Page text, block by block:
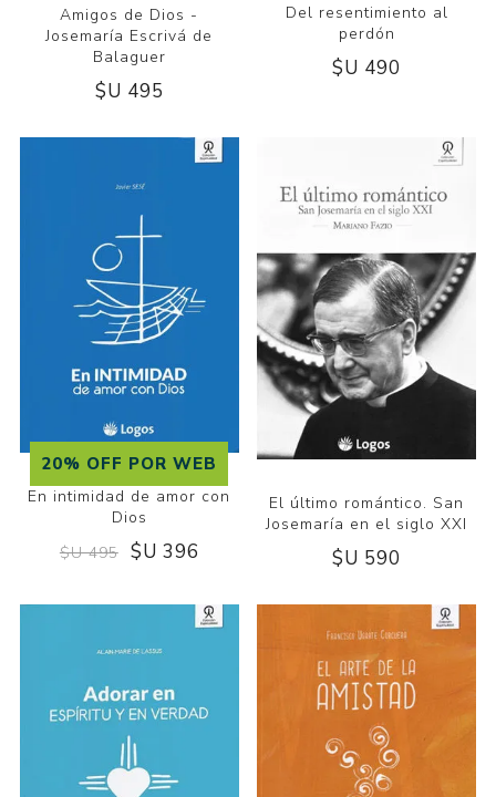
Amigos de Dios -
Josemaría Escrivá de
Balaguer
$U 495
Del resentimiento al
perdón
$U 490
20% OFF POR WEB
En intimidad de amor con
Dios
$U 495 $U 396
El último romántico. San
Josemaría en el siglo XXI
$U 590